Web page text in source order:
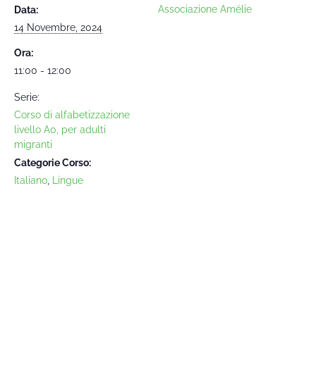
Data:
14 Novembre, 2024
Ora:
11:00 - 12:00
Serie:
Corso di alfabetizzazione
livello A0, per adulti
migranti
Categorie Corso:
Italiano
Lingue
Associazione Amélie